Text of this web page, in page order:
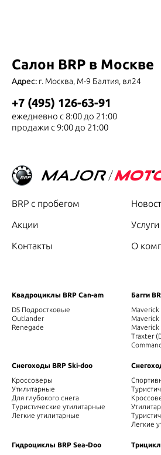
Салон BRP в Москве
Адрес: г. Москва, М-9 Балтия, вл24
+7 (495) 126-63-91
ежедневно с 8:00 до 21:00
продажи с 9:00 до 21:00
BRP с пробегом
Акции
Услуги
Контакты
О
Квадроциклы BRP Can-am
DS Подростковые
Outlander
Renegade
Багги
Maverick
Maverick
Maverick
Traxter
Снегоходы BRP Ski-doo
Кроссоверы
Утилитарные
Для глубокого снега
Туристические утилитарные
Легкие утилитарные
Легкие
Гидроциклы BRP Sea-Doo